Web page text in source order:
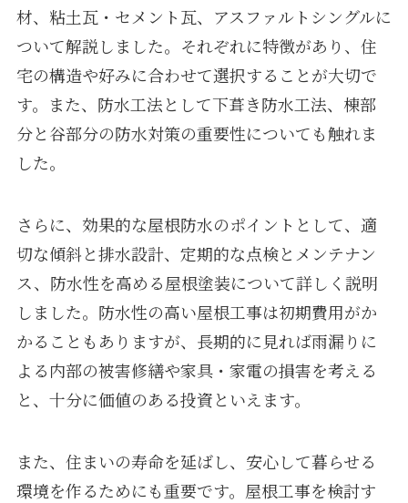
材、粘土瓦・セメント瓦、アスファルトシングルに
ついて解説しました。それぞれに特徴があり、住
宅の構造や好みに合わせて選択することが大切で
す。また、防水工法として下葺き防水工法、棟部
分と谷部分の防水対策の重要性についても触れま
した。
さらに、効果的な屋根防水のポイントとして、適
切な傾斜と排水設計、定期的な点検とメンテナン
ス、防水性を高める屋根塗装について詳しく説明
しました。防水性の高い屋根工事は初期費用がか
かることもありますが、長期的に見れば雨漏りに
よる内部の被害修繕や家具・家電の損害を考える
と、十分に価値のある投資といえます。
また、住まいの寿命を延ばし、安心して暮らせる
環境を作るためにも重要です。屋根工事を検討す